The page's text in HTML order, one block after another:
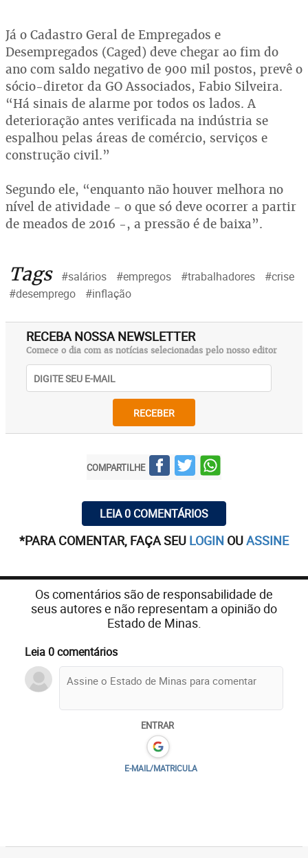
Já o Cadastro Geral de Empregados e
Desempregados (Caged) deve chegar ao fim do
ano com saldo negativo de 900 mil postos, prevê o
sócio-diretor da GO Associados, Fabio Silveira.
“Há sinais de alarme por todos os lados. A
deterioração antes verificada na indústria se
espalhou pelas áreas de comércio, serviços e
construção civil.”
Segundo ele, “enquanto não houver melhora no
nível de atividade - o que só deve ocorrer a partir
de meados de 2016 -, a pressão é de baixa”.
Tags #salários #empregos #trabalhadores
#crise
#desemprego
#inflação
RECEBA NOSSA NEWSLETTER
Comece o dia com as notícias selecionadas pelo nosso editor
RECEBER
COMPARTILHE
LEIA 0 COMENTÁRIOS
*PARA COMENTAR, FAÇA SEU LOGIN OUASSINE
Os comentários são de responsabilidade de
seus autores e não representam a opinião do
Estado de Minas.
Leia 0 comentários
ENTRAR
E-MAIL/MATRICULA